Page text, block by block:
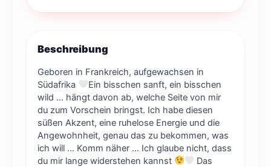
Beschreibung
Geboren in Frankreich, aufgewachsen in
Südafrika
Ein bisschen sanft, ein bisschen
wild ... hängt davon ab, welche Seite von mir
du zum Vorschein bringst. Ich habe diesen
süßen Akzent, eine ruhelose Energie und die
Angewohnheit, genau das zu bekommen, was
ich will ... Komm näher ... Ich glaube nicht, dass
du mir lange widerstehen kannst
Das